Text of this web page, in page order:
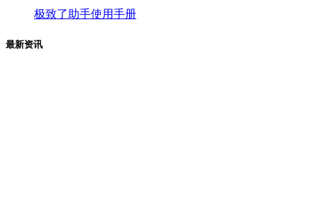
极致了助手使用手册
最新资讯